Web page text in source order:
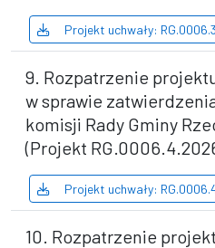
Projekt uchwały:
9. Rozpatrzenie
w sprawie
komisji Rady Gminy
(Projekt
Projekt uchwały:
10. Rozpatrzenie